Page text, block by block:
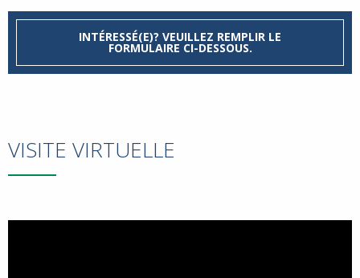
INTÉRESSÉ(E)? VEUILLEZ REMPLIR LE
FORMULAIRE CI-DESSOUS.
VISITE VIRTUELLE